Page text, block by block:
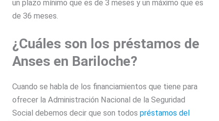
un plazo mínimo que es de 3 meses y un máximo que es
de 36 meses.
¿Cuáles son los préstamos de
Anses en Bariloche?
Cuando se habla de los financiamientos que tiene para
ofrecer la Administración Nacional de la Seguridad
Social debemos decir que son todospréstamos del